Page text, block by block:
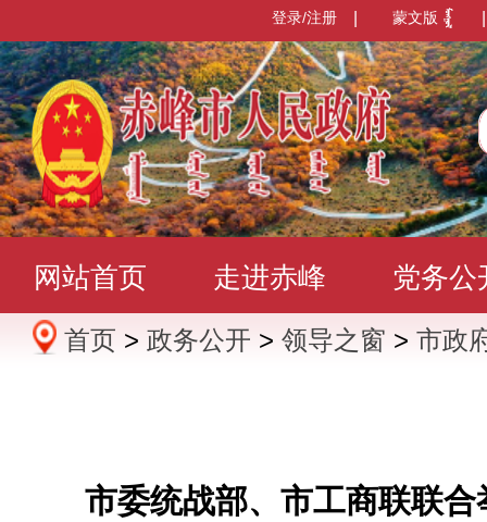
蒙文版
登录/注册
网站首页 走进赤峰 党务公
办事服务 政民互动 数据发
首页 > 政务公开 > 领导之窗 > 市政
市委统战部、市工商联联